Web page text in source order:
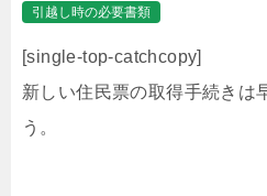
引越し時の必要書類
[single-top-catchcopy]
新しい住民票の取得手続きは
う。